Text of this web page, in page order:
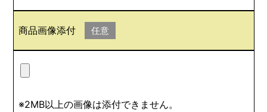
商品画像添付 任意
※2MB以上の画像は添付できません。